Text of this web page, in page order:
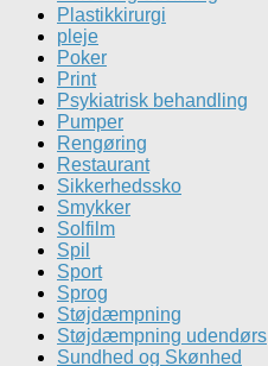
Plastikkirurgi
pleje
Poker
Print
Psykiatrisk behandling
Pumper
Rengøring
Restaurant
Sikkerhedssko
Smykker
Solfilm
Spil
Sport
Sprog
Støjdæmpning
Støjdæmpning udendørs
Sundhed og Skønhed